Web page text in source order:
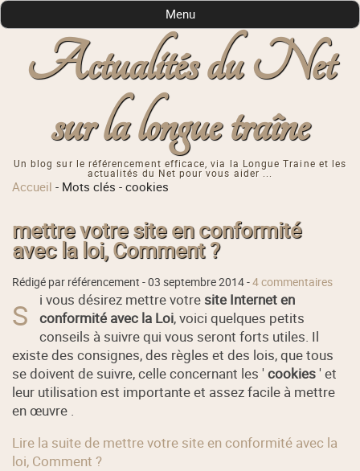
Actualités du Net
sur la longue traîne
Un blog sur le référencement efficace, via la Longue Traine et les
actualités du Net pour vous aider ...
Menu
Accueil - Mots clés -cookies
mettre votre site en conformité
avec la loi, Comment ?
Rédigé par référencement -03 septembre 2014-4 commentaires
S i vous désirez mettre votre site Internet en
conformité avec la Loi, voici quelques petits
conseils à suivre qui vous seront forts utiles. Il
existe des consignes, des règles et des lois, que tous
se doivent de suivre, celle concernant les 'cookies' et
leur utilisation est importante et assez facile à mettre
en œuvre .
Lire la suite de mettre votre site en conformité avec la
loi, Comment ?